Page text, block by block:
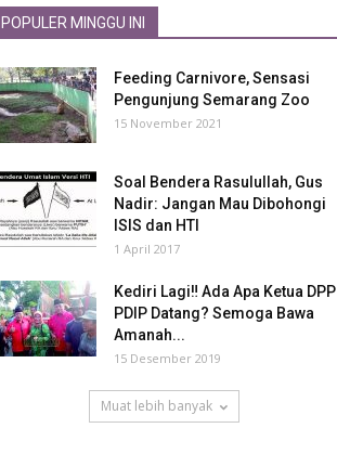
POPULER MINGGU INI
Feeding Carnivore, Sensasi
Pengunjung Semarang Zoo
15 November 2021
Soal Bendera Rasulullah, Gus
Nadir: Jangan Mau Dibohongi
ISIS dan HTI
1 April 2017
Kediri Lagi‼ Ada Apa Ketua DPP
PDIP Datang? Semoga Bawa
Amanah...
15 Desember 2019
Muat lebih banyak